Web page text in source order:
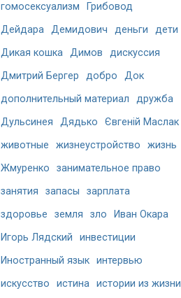
гомосексуализм
Грибовод
Дейдара Демидович деньги
дети
Дикая кошка Димов
дискуссия
Дмитрий Бергер
добро
Док
дополнительный материал
дружба
Дульсинея
Дядько
Євгеній Маслак
животные
жизнеустройство
жизнь
Жмуренко
занимательное право
занятия
запасы
зарплата
здоровье
земля зло
Иван Окара
Игорь Лядский
инвестиции
Иностранный язык интервью
искусство
истина истории из жизни